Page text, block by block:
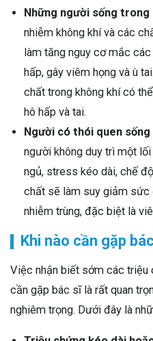
Những người sống
nhiễm không khí và các
làm tăng nguy cơ mắc
hấp, gây viêm họng và ù
chất trong không khí có
hô hấp và tai.
Người có thói quen sống
người không duy trì một
ngủ, stress kéo dài, chế
chất sẽ làm suy giảm sức
nhiễm trùng, đặc biệt là
Khi nào cần gặp
Việc nhận biết sớm các triệu
cần gặp bác sĩ là rất quan
nghiêm trọng. Dưới đây là